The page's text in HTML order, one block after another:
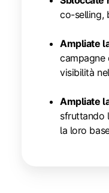
co-selling,
Ampliate
campagne
visibilità
Ampliate
sfruttando
la loro